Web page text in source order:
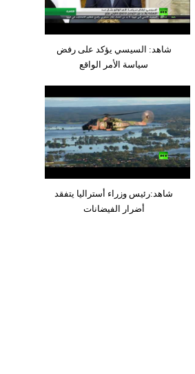
شاهد: السيسي يؤكد على رفض
سياسة الأمر الواقع
شاهد:رئيس وزراء أستراليا يتفقد
أضرار الفيضانات